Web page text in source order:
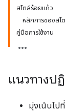
สไตล์ร้อยแก้ว
หลักการของสไ
คู่มือการใช้งาน
แนวทางป
มุ่งเน้นไป